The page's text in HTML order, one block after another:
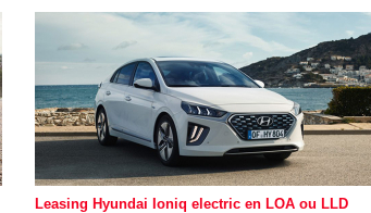
Leasing Hyundai Ioniq electric en LOA ou LLD